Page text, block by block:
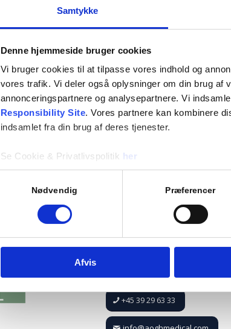
Samtykke
Denne hjemmeside bruger cookies
Vi bruger cookies til at tilpasse vores indhold og
vores trafik. Vi deler også oplysninger om din brug af
annonceringspartnere og analysepartnere. Vi
Responsibility Site. Vores partnere kan kombinere
indsamlet fra din brug af deres tjenester.
Se Cookie & Privatlivspolitik her
Nødvendig Præferencer
Afvis
A&H Medical A/S
Our opening hours are:
Friday: kl.
+45 39 29 63 33